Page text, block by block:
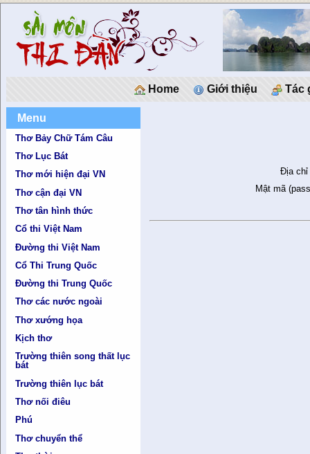
Home Giới thiệu Tác
Menu
Thơ Bảy Chữ Tám Câu
Thơ Lục Bát
Thơ mới hiện đại VN
Thơ cận đại VN
Thơ tân hình thức
Cổ thi Việt Nam
Đường thi Việt Nam
Cổ Thi Trung Quốc
Đường thi Trung Quốc
Thơ các nước ngoài
Thơ xướng họa
Kịch thơ
Trường thiên song thất lục
bát
Trường thiên lục bát
Thơ nối điêu
Phú
Thơ chuyển thể
Địa chỉ
Mật mã